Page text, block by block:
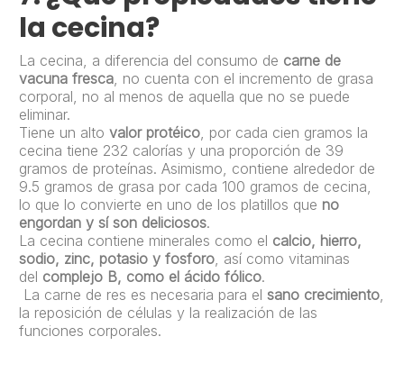
la cecina?
La cecina, a diferencia del consumo de carne de
vacuna fresca , no cuenta con el incremento de grasa
corporal, no al menos de aquella que no se puede
eliminar.
Tiene un alto valor protéico , por cada cien gramos la
cecina tiene 232 calorías y una proporción de 39
gramos de proteínas. Asimismo, contiene alrededor de
9.5 gramos de grasa por cada 100 gramos de cecina,
lo que lo convierte en uno de los platillos que no
engordan y sí son deliciosos.
La cecina contiene minerales como el calcio, hierro,
sodio, zinc, potasio y fosforo , así como vitaminas
del complejo B, como el ácido fólico.
La carne de res es necesaria para el sano crecimiento
la reposición de células y la realización de las
funciones corporales.